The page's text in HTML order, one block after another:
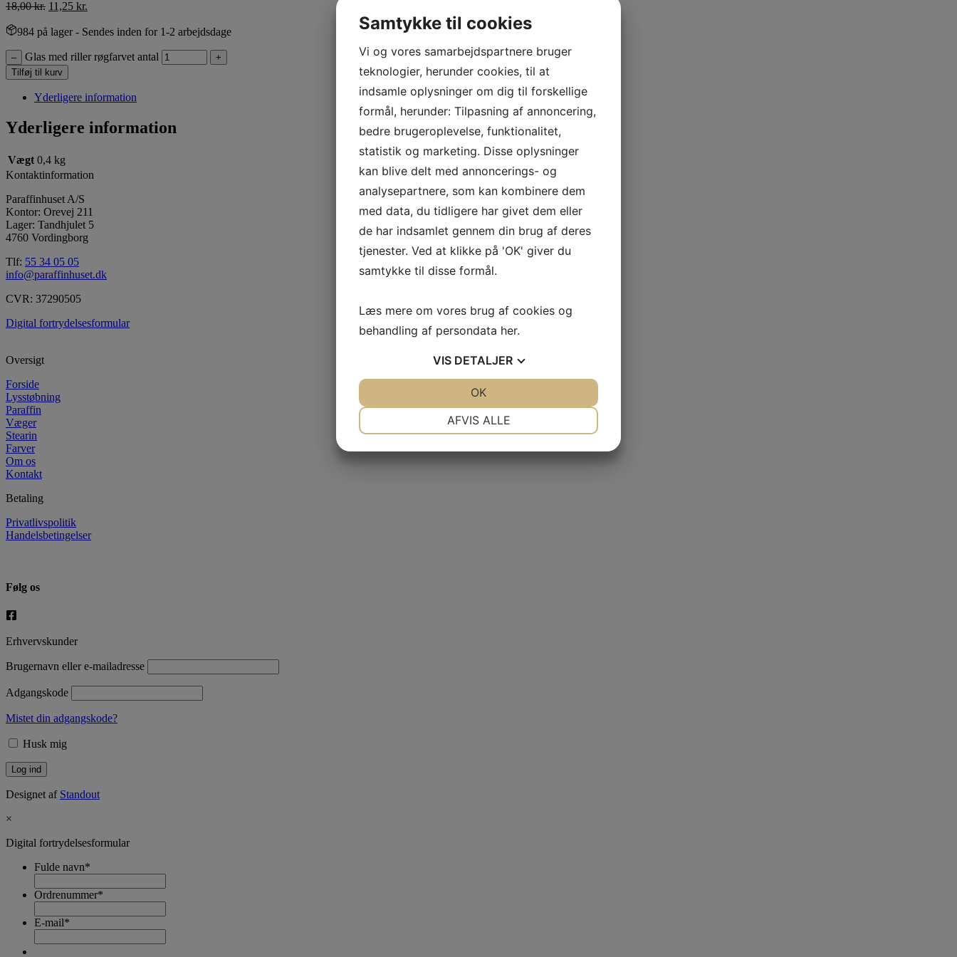
18,00kr. 11,25 kr.
984 på lager- Sendes inden for 1-2 arbejdsdage
– Glas med riller røgfarvet antal
+
Tilføj til kurv
Yderligere information
Yderligere information
Vægt 0,4 kg
Kontaktinformation
Paraffinhuset A/S
Kontor: Orevej 211
Lager: Tandhjulet 5
4760 Vordingborg
Tlf: 55 34 05 05
info@paraffinhuset.dk
CVR: 37290505
Digital fortrydelsesformular
Oversigt
Forside
Lysstøbning
Paraffin
Væger
Stearin
Farver
Om os
Kontakt
Betaling
Privatlivspolitik
Handelsbetingelser
Følg os
Erhvervskunder
Brugernavn eller e-mailadresse
Adgangskode
Mistet din adgangskode?
Husk mig
Designet af Standout
×
Digital fortrydelsesformular
Fulde navn*
Ordrenummer*
E-mail*
Samtykke til cookies
Vi og vores samarbejdspartnere bruger
teknologier, herunder cookies, til at
indsamle oplysninger om dig til forskellige
formål, herunder: Tilpasning af annoncering,
bedre brugeroplevelse, funktionalitet,
statistik og marketing. Disse oplysninger
kan blive delt med annoncerings- og
analysepartnere, som kan kombinere dem
med data, du tidligere har givet dem eller
de har indsamlet gennem din brug af deres
tjenester. Ved at klikke på 'OK' giver du
samtykke til disse formål.
Læs mere om vores brug af cookies og
behandling af persondata her.
VIS DETALJER
AFVIS ALLE
OK